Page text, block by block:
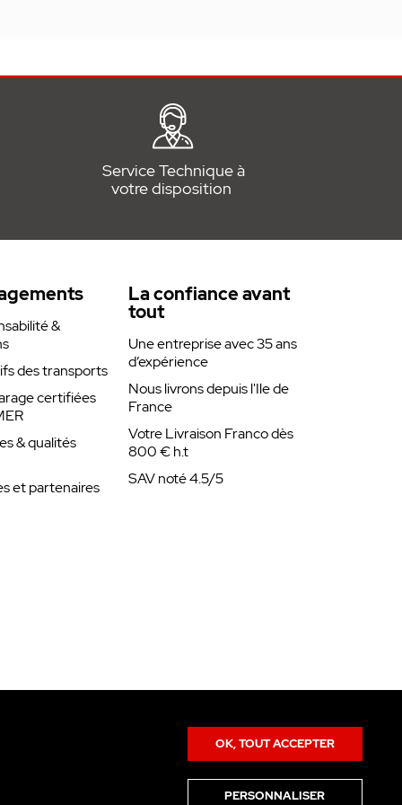
Service Technique à
votre disposition
&
des transports
certifiées
& qualités
et partenaires
La confiance avant
tout
Une entreprise avec 35 ans
d’expérience
Nous livrons depuis l'Ile de
France
Votre Livraison Franco dès
800 € h.t
SAV noté 4.5/5
OK, TOUT ACCEPTER
PERSONNALISER